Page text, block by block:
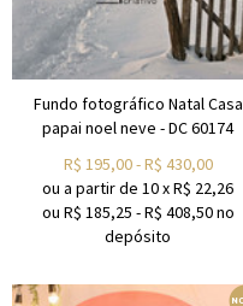
Fundo fotográfico Natal Casa
papai noel neve - DC 60174
R$ 195,00-R$ 430,00
ou a partir de 10xR$ 22,26
ou R$ 185,25 -R$ 408,50no
depósito